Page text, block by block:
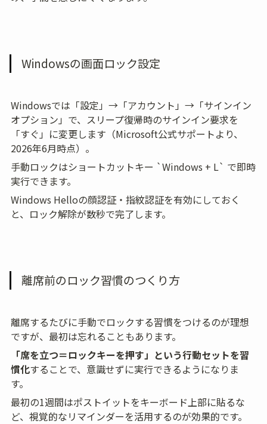
Windowsの画面ロック設定
Windowsでは「設定」→「アカウント」→「サインイン
オプション」で、スリープ復帰時のサインイン要求を
「すぐ」に変更します（Microsoft公式サポートより、
2026年6月時点）。
手動ロックはショートカットキー `Windows + L` で即時
実行できます。
Windows Helloの顔認証・指紋認証を有効にしておく
と、ロック解除が数秒で完了します。
離席前のロック習慣のつくり方
離席するたびに手動でロックする習慣をつけるのが理想
ですが、最初は忘れることもあります。
「席を立つ＝ロックキーを押す」という行動セットを習
慣化することで、意識せずに実行できるようになりま
す。
最初の1週間はポストイットをキーボード上部に貼るな
ど、視覚的なリマインダーを活用するのが効果的です。